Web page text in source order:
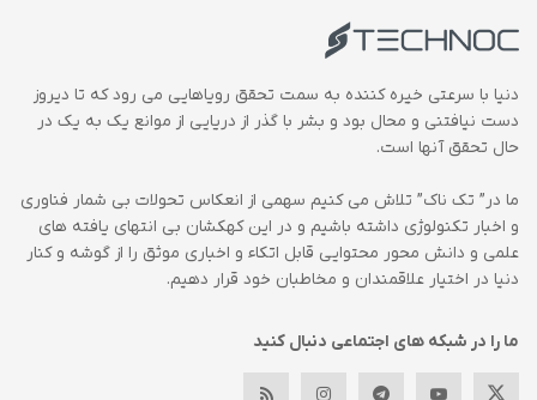
دنیا با سرعتی خیره کننده به سمت تحقق رویاهایی می رود که تا دیروز
دست نیافتنی و محال بود و بشر با گذر از دریایی از موانع یک به یک در
حال تحقق آنها است.
ما در” تک ناک” تلاش می کنیم سهمی از انعکاس تحولات بی شمار فناوری
و اخبار تکنولوژی داشته باشیم و در این کهکشان بی انتهای یافته های
علمی و دانش محور محتوایی قابل اتکاء و اخباری موثق را از گوشه و کنار
دنیا در اختیار علاقمندان و مخاطبان خود قرار دهیم.
ما را در شبکه های اجتماعی دنبال کنید